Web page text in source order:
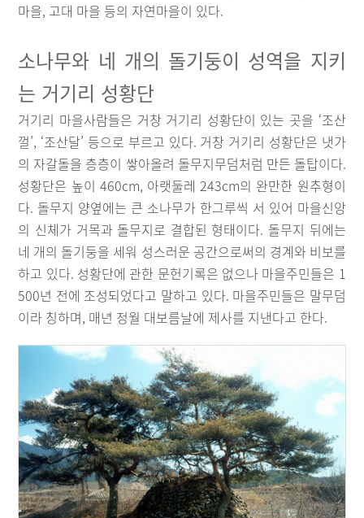
마을, 고대 마을 등의 자연마을이 있다.
소나무와 네 개의 돌기둥이 성역을 지키
는 거기리 성황단
거기리 마을사람들은 거창 거기리 성황단이 있는 곳을 ‘조산
껄’, ‘조산달’ 등으로 부르고 있다. 거창 거기리 성황단은 냇가
의 자갈돌을 층층이 쌓아올려 돌무지무덤처럼 만든 돌탑이다.
성황단은 높이 460cm, 아랫둘레 243cm의 완만한 원추형이
다. 돌무지 양옆에는 큰 소나무가 한그루씩 서 있어 마을신앙
의 신체가 거목과 돌무지로 결합된 형태이다. 돌무지 뒤에는
네 개의 돌기둥을 세워 성스러운 공간으로써의 경계와 비보를
하고 있다. 성황단에 관한 문헌기록은 없으나 마을주민들은 1
500년 전에 조성되었다고 말하고 있다. 마을주민들은 말무덤
이라 칭하며, 매년 정월 대보름날에 제사를 지낸다고 한다.